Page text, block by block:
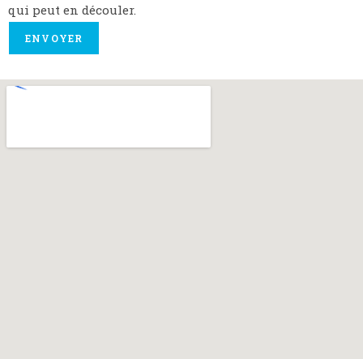
qui peut en découler.